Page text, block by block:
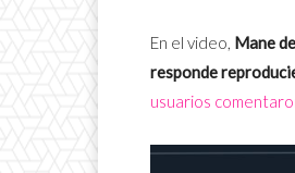
En el video, Mane
responde
usuarios